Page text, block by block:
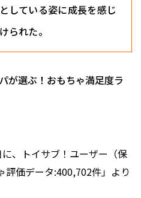
している姿に成長を感じ
られた。
が選ぶ！おもちゃ満足度ラ
、トイサブ！ユーザー（保
価データ:400,702件」より